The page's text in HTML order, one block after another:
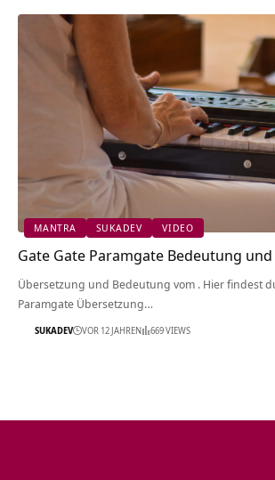
MANTRA SUKADEV VIDEO
Gate Gate Paramgate Bedeutung
Übersetzung und Bedeutung vom . Hier findest
Paramgate Übersetzung…
SUKADEV VOR 12 JAHREN 669 VIEWS